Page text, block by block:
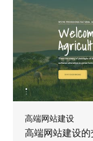
直接影响用户的
高端网站建设
高端网站建设